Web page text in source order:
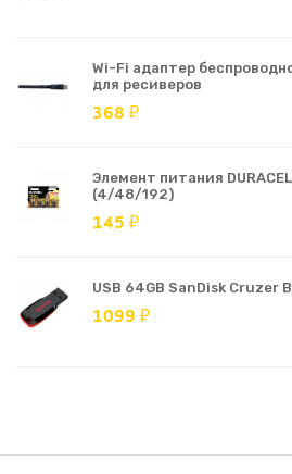
Wi-Fi адаптер
для ресиверов
368 ₽
Элемент питания
(4/48/192)
145 ₽
USB 64GB SanDisk Cruzer
1099 ₽